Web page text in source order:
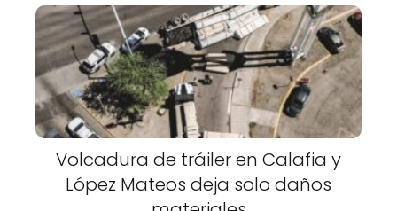
Volcadura de tráiler en Calafia y
López Mateos deja solo daños